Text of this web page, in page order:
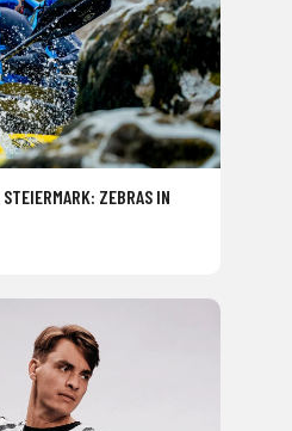
STEIERMARK: ZEBRAS IN